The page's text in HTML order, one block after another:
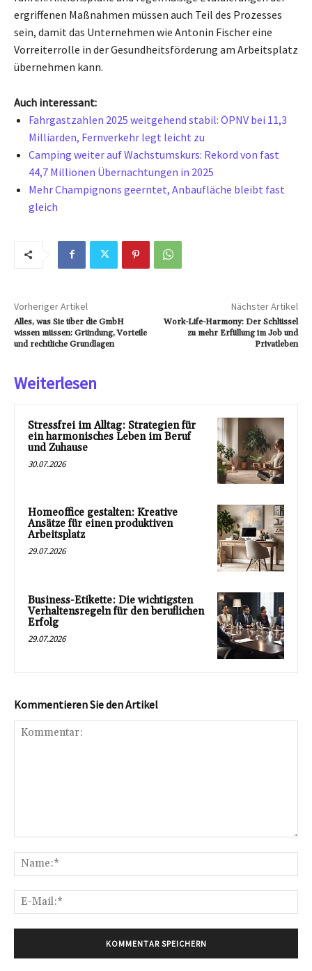
ergriffenen Maßnahmen müssen auch Teil des Prozesses
sein, damit das Unternehmen wie Antonin Fischer eine
Vorreiterrolle in der Gesundheitsförderung am Arbeitsplatz
übernehmen kann.
Auch interessant:
Fahrgastzahlen 2025 weitgehend stabil: ÖPNV bei 11,3
Milliarden, Fernverkehr legt leicht zu
Camping weiter auf Wachstumskurs: Rekord von fast
44,7 Millionen Übernachtungen in 2025
Mehr Champignons geerntet, Anbaufläche bleibt fast
gleich
Vorheriger Artikel
Alles, was Sie über die GmbH
wissen müssen: Gründung, Vorteile
und rechtliche Grundlagen
Nächster Artikel
Work-Life-Harmony: Der Schlüssel
zu mehr Erfüllung im Job und
Privatleben
Weiterlesen
Stressfrei im Alltag: Strategien für
ein harmonisches Leben im Beruf
und Zuhause
30.07.2026
Homeoffice gestalten: Kreative
Ansätze für einen produktiven
Arbeitsplatz
29.07.2026
Business-Etikette: Die wichtigsten
Verhaltensregeln für den beruflichen
Erfolg
29.07.2026
Kommentieren Sie den Artikel